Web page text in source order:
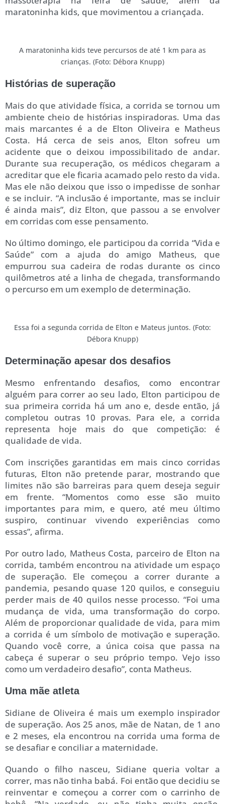
maratoninha kids, que movimentou a criançada.
A maratoninha kids teve percursos de até 1 km para as
crianças. (Foto: Débora Knupp)
Histórias de superação
Mais do que atividade física, a corrida se tornou um
ambiente cheio de histórias inspiradoras. Uma das
mais marcantes é a de Elton Oliveira e Matheus
Costa. Há cerca de seis anos, Elton sofreu um
acidente que o deixou impossibilitado de andar.
Durante sua recuperação, os médicos chegaram a
acreditar que ele ficaria acamado pelo resto da vida.
Mas ele não deixou que isso o impedisse de sonhar
e se incluir. “A inclusão é importante, mas se incluir
é ainda mais”, diz Elton, que passou a se envolver
em corridas com esse pensamento.
No último domingo, ele participou da corrida “Vida e
Saúde” com a ajuda do amigo Matheus, que
empurrou sua cadeira de rodas durante os cinco
quilômetros até a linha de chegada, transformando
o percurso em um exemplo de determinação.
Essa foi a segunda corrida de Elton e Mateus juntos. (Foto:
Débora Knupp)
Determinação apesar dos desafios
Mesmo enfrentando desafios, como encontrar
alguém para correr ao seu lado, Elton participou de
sua primeira corrida há um ano e, desde então, já
completou outras 10 provas. Para ele, a corrida
representa hoje mais do que competição: é
qualidade de vida.
Com inscrições garantidas em mais cinco corridas
futuras, Elton não pretende parar, mostrando que
limites não são barreiras para quem deseja seguir
em frente. “Momentos como esse são muito
importantes para mim, e quero, até meu último
suspiro, continuar vivendo experiências como
essas”, afirma.
Por outro lado, Matheus Costa, parceiro de Elton na
corrida, também encontrou na atividade um espaço
de superação. Ele começou a correr durante a
pandemia, pesando quase 120 quilos, e conseguiu
perder mais de 40 quilos nesse processo. “Foi uma
mudança de vida, uma transformação do corpo.
Além de proporcionar qualidade de vida, para mim
a corrida é um símbolo de motivação e superação.
Quando você corre, a única coisa que passa na
cabeça é superar o seu próprio tempo. Vejo isso
como um verdadeiro desafio”, conta Matheus.
Uma mãe atleta
Sidiane de Oliveira é mais um exemplo inspirador
de superação. Aos 25 anos, mãe de Natan, de 1 ano
e 2 meses, ela encontrou na corrida uma forma de
se desafiar e conciliar a maternidade.
Quando o filho nasceu, Sidiane queria voltar a
correr, mas não tinha babá. Foi então que decidiu se
reinventar e começou a correr com o carrinho de